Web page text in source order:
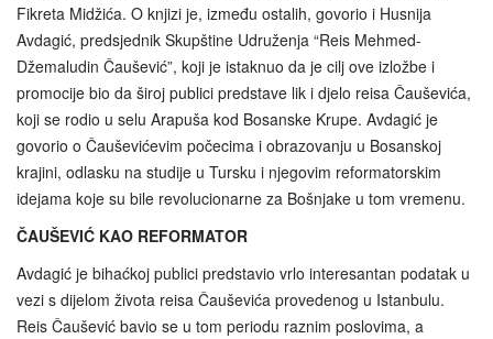
Fikreta Midžića. O knjizi je, između ostalih, govorio i Husnija
Avdagić, predsjednik Skupštine Udruženja “Reis Mehmed-
Džemaludin Čaušević”, koji je istaknuo da je cilj ove izložbe i
promocije bio da široj publici predstave lik i djelo reisa Čauševića,
koji se rodio u selu Arapuša kod Bosanske Krupe. Avdagić je
govorio o Čauševićevim počecima i obrazovanju u Bosanskoj
krajini, odlasku na studije u Tursku i njegovim reformatorskim
idejama koje su bile revolucionarne za Bošnjake u tom vremenu.
ČAUŠEVIĆ KAO REFORMATOR
Avdagić je bihaćkoj publici predstavio vrlo interesantan podatak u
vezi s dijelom života reisa Čauševića provedenog u Istanbulu.
Reis Čaušević bavio se u tom periodu raznim poslovima, a